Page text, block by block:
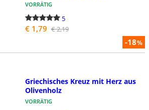
-18%
VORRÄTIG
5
€ 1,79 € 2,19
Griechisches Kreuz mit Herz aus
Olivenholz
VORRÄTIG